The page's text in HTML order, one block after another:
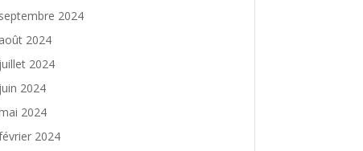
septembre 2024
août 2024
juillet 2024
juin 2024
2024
2024